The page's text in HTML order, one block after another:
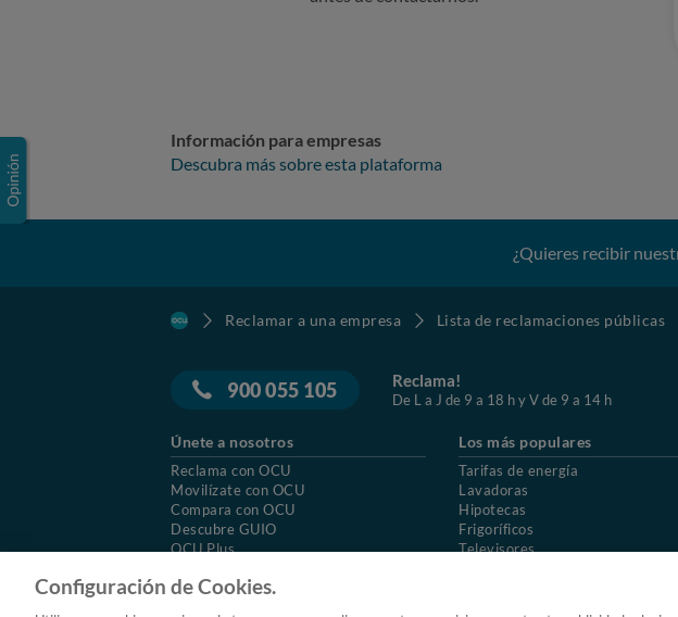
Información para empresas
Descubra más sobre esta plataforma
¿Quieres recibir
Reclamar a una empresa Lista de reclamaciones públicas
900 055 105 Reclama!
De L a J de 9 a 18 h y V de 9 a 14 h
Únete a nosotros
Reclama con OCU
Movilízate con OCU
Compara con OCU
Descubre GUIO
OCU Plus
Los más populares
Tarifas de energía
Lavadoras
Hipotecas
Frigoríficos
Televisores
Configuración de Cookies.